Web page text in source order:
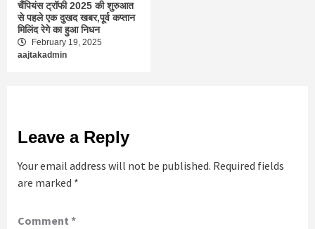
चैंपियंस ट्रॉफी 2025 की शुरुआत
से पहले एक दुखद खबर,पूर्व कप्तान
मिलिंद रेगे का हुआ निधन
February 19, 2025
aajtakadmin
Leave a Reply
Your email address will not be published. Required fields
are marked *
Comment *